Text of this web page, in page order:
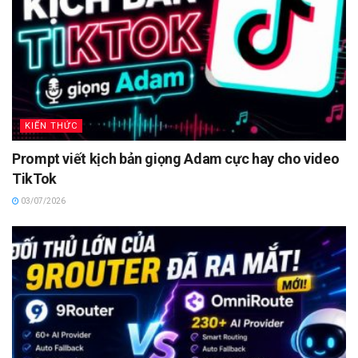
KIẾN THỨC
Prompt viết kịch bản giọng Adam cực hay cho video
TikTok
03/07/2026